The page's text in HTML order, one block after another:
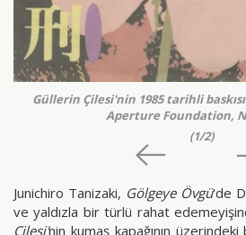
Güllerin Çilesi'nin 1985 tarihli
Aperture Foundation,
(1/2)
Junichiro Tanizaki, Gölgeye Övgü'de
ve yaldızla bir türlü rahat
Çilesi'nin kumaş kapağının